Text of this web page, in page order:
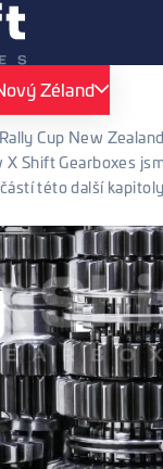
Zéland
Zéland
Cup New
Shift Gearboxes
této další